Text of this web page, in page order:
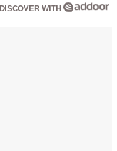
DISCOVER WITH